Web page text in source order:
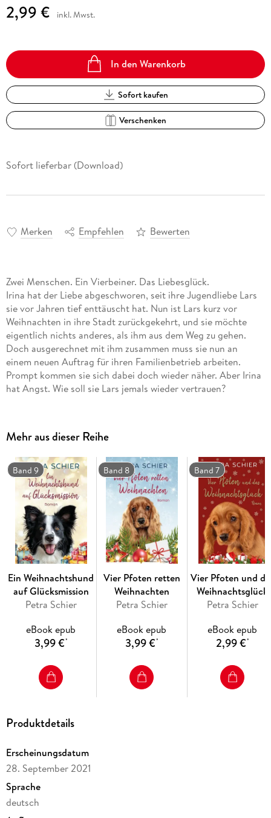
2,99 € inkl. Mwst.
In den Warenkorb
Sofort kaufen
Verschenken
Sofort lieferbar (Download)
Merken Empfehlen Bewerten
Zwei Menschen. Ein Vierbeiner. Das Liebesglück.
Irina hat der Liebe abgeschworen, seit ihre Jugendliebe Lars
sie vor Jahren tief enttäuscht hat. Nun ist Lars kurz vor
Weihnachten in ihre Stadt zurückgekehrt, und sie möchte
eigentlich nichts anderes, als ihm aus dem Weg zu gehen.
Doch ausgerechnet mit ihm zusammen muss sie nun an
einem neuen Auftrag für ihren Familienbetrieb arbeiten.
Prompt kommen sie sich dabei doch wieder näher. Aber Irina
hat Angst. Wie soll sie Lars jemals wieder vertrauen?
Vierbeiner doch noch die rettende Idee kommt, wie er Lars
und Irina glücklich machen kann?
Mehr aus dieser Reihe
Band 9
Ein Weihnachtshund
auf Glücksmission
Petra Schier
eBook epub
3,99 €*
Band 8
Vier Pfoten retten
Weihnachten
Petra Schier
eBook epub
3,99 €*
Band 7
Vier Pfoten und
Weihnachtsglück
Petra Schier
eBook epub
2,99 €*
Produktdetails
Erscheinungsdatum
28. September 2021
Sprache
deutsch